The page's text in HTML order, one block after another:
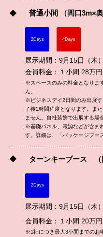
普通小間 （間口3m×
2Days 4Days
展示期間：9月15日（木
会員料金：１小間 28万
※スペースのみの料金となりま
ん。
※ビジネスデイ2日間のみ出展
了後2時間程度となります。ま
ません。自社装飾で出展する場
※基礎パネル、電源などが含ま
す。詳細は、「パッケージブー
ターンキーブース （
2Days
展示期間：9月15日（木
会員料金：１小間 20万
※1社につき最大3小間までのお